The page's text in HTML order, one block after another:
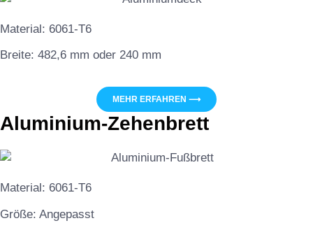
Material: 6061-T6
Breite: 482,6 mm oder 240 mm
MEHR ERFAHREN ⟶
Aluminium-Zehenbrett
Material: 6061-T6
Größe: Angepasst